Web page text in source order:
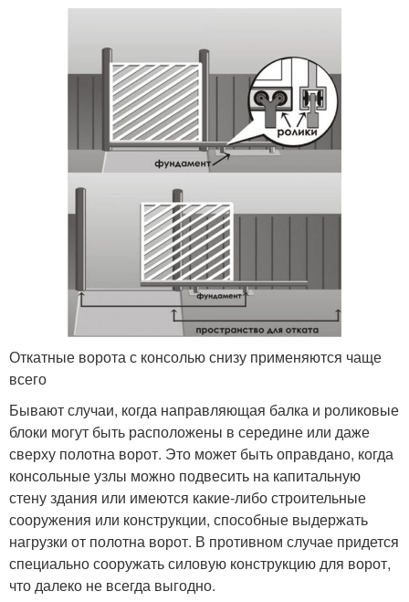
Откатные ворота с консолью снизу применяются чаще
всего
Бывают случаи, когда направляющая балка и роликовые
блоки могут быть расположены в середине или даже
сверху полотна ворот. Это может быть оправдано, когда
консольные узлы можно подвесить на капитальную
стену здания или имеются какие-либо строительные
сооружения или конструкции, способные выдержать
нагрузки от полотна ворот. В противном случае придется
специально сооружать силовую конструкцию для ворот,
что далеко не всегда выгодно.